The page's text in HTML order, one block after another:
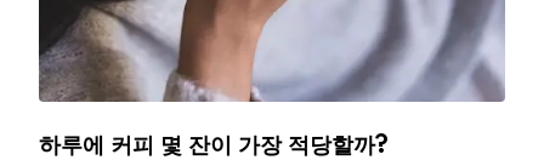
하루에 커피 몇 잔이 가장 적당할까?